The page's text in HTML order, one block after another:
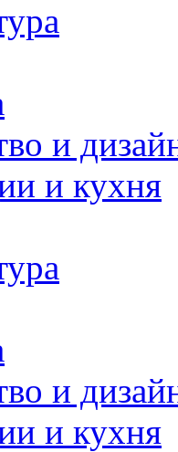
и
и кухня
и
и кухня